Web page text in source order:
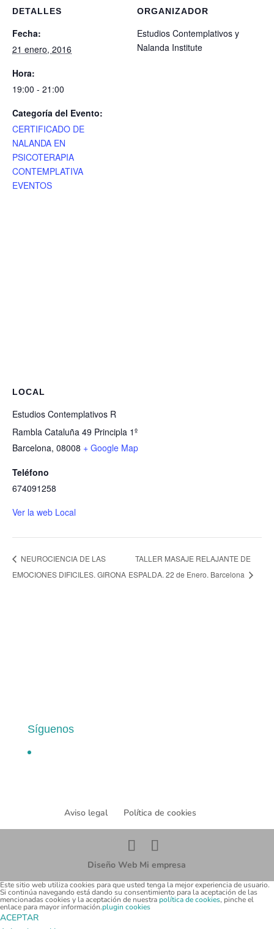
DETALLES
Fecha:
21 enero, 2016
Hora:
19:00 - 21:00
Categoría del Evento:
CERTIFICADO DE
NALANDA EN
PSICOTERAPIA
CONTEMPLATIVA
EVENTOS
ORGANIZADOR
Estudios Contemplativos y
Nalanda Institute
LOCAL
Estudios Contemplativos R
Rambla Cataluña 49 Principla 1º
Barcelona, 08008 + Google Map
Teléfono
674091258
Ver la web Local
NEUROCIENCIA DE LAS
EMOCIONES DIFICILES. GIRONA
TALLER MASAJE RELAJANTE DE
ESPALDA. 22 de Enero. Barcelona
Síguenos
Aviso legal Política de cookies
Diseño Web Mi empresa
Este sitio web utiliza cookies para que usted tenga la mejor experiencia de usuario.
Si continúa navegando está dando su consentimiento para la aceptación de las
mencionadas cookies y la aceptación de nuestrapolítica de cookies, pinche el
enlace para mayor información.plugin cookies
ACEPTAR